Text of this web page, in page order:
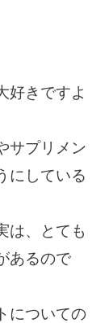
好きですよ
サプリメン
にしている
は、とても
あるので
についての